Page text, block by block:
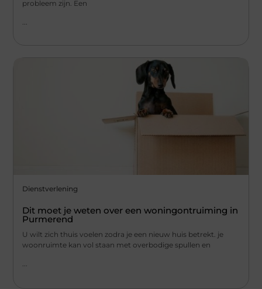
probleem zijn. Een
Dienstverlening
Dit moet je weten over een woningontruiming in
Purmerend
U wilt zich thuis voelen zodra je een nieuw huis betrekt. je
woonruimte kan vol staan met overbodige spullen en
...